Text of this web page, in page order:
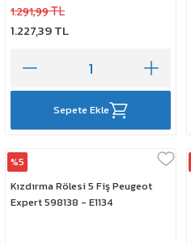
1.291,99 TL
1.227,39 TL
Sepete Ekle
%5
Elta
Kızdırma Rölesi 5 Fiş Peugeot
Expert 598138 - E1134